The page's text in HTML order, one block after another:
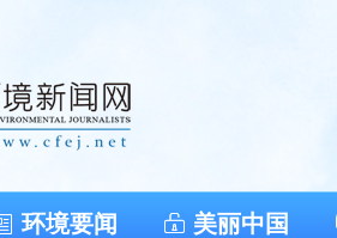
环境要闻 美丽中国